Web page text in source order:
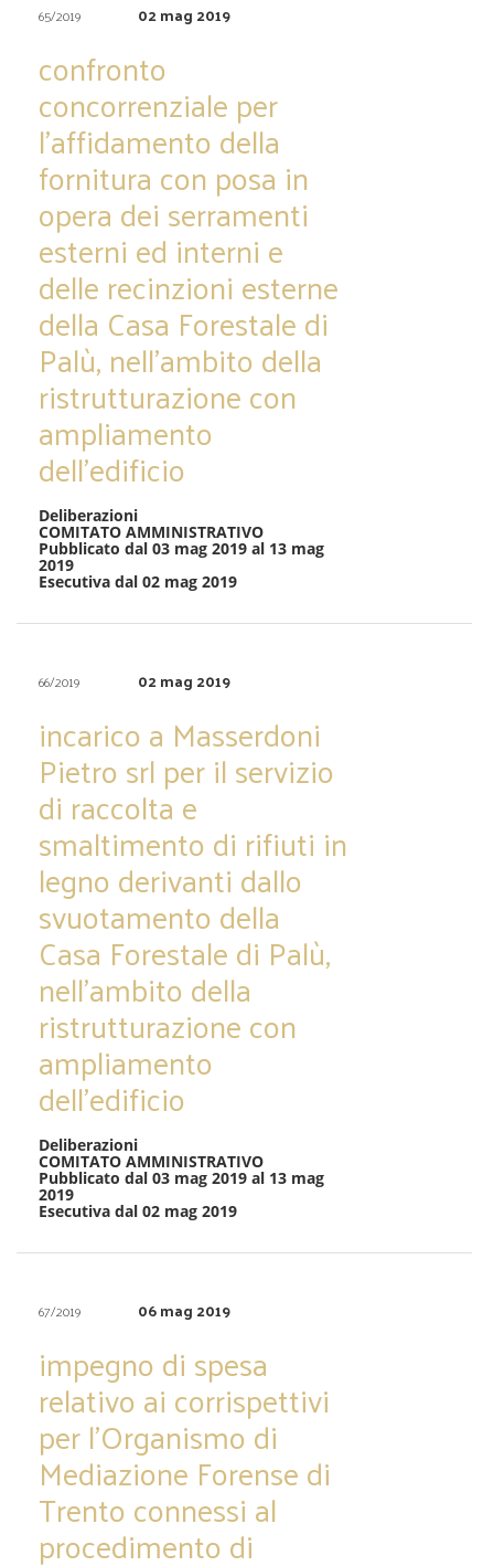
65/2019 02 mag 2019
confronto
concorrenziale per
l’affidamento della
fornitura con posa in
opera dei serramenti
esterni ed interni e
delle recinzioni esterne
della Casa Forestale di
Palù, nell’ambito della
ristrutturazione con
ampliamento
dell’edificio
Deliberazioni
COMITATO AMMINISTRATIVO
Pubblicato dal 03 mag 2019 al 13 mag
2019
Esecutiva dal 02 mag 2019
66/2019 02 mag 2019
incarico a Masserdoni
Pietro srl per il servizio
di raccolta e
smaltimento di rifiuti in
legno derivanti dallo
svuotamento della
Casa Forestale di Palù,
nell’ambito della
ristrutturazione con
ampliamento
dell’edificio
Deliberazioni
COMITATO AMMINISTRATIVO
Pubblicato dal 03 mag 2019 al 13 mag
2019
Esecutiva dal 02 mag 2019
67/2019 06 mag 2019
impegno di spesa
relativo ai corrispettivi
per l’Organismo di
Mediazione Forense di
Trento connessi al
procedimento di